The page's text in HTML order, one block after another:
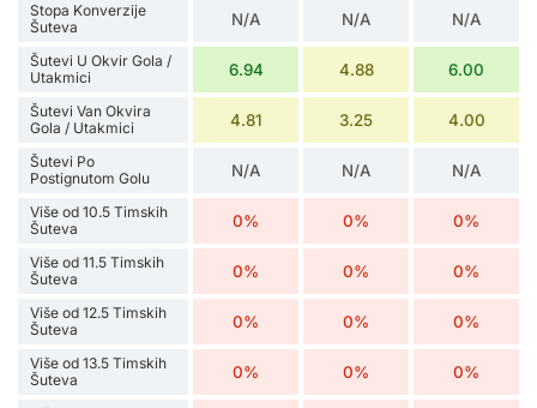
Stopa Konverzije
Šuteva
N/A N/A N/A
Šutevi U Okvir Gola /
Utakmici
6.94 4.88 6.00
Šutevi Van Okvira
Gola / Utakmici
4.81 3.25 4.00
Šutevi Po
Postignutom Golu
N/A N/A N/A
Više od 10.5 Timskih
Šuteva
0% 0% 0%
Više od 11.5 Timskih
Šuteva
0% 0% 0%
Više od 12.5 Timskih
Šuteva
0% 0% 0%
Više od 13.5 Timskih
Šuteva
0% 0% 0%